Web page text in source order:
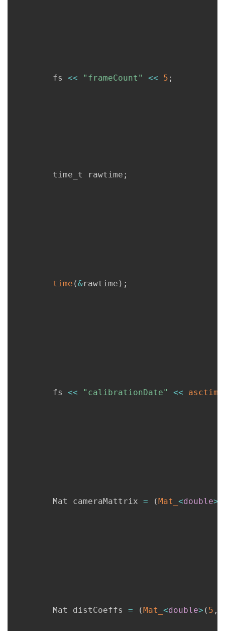
      	fs
<< "frameCount" << 5 ;
     	time_t rawtime
;
time (&rawtime ) ;
      	fs
<< "calibrationDate" << asctime
      	Mat cameraMattrix
= (Mat_ <double>
      	Mat distCoeffs
= (Mat_ <double> ( 5 ,